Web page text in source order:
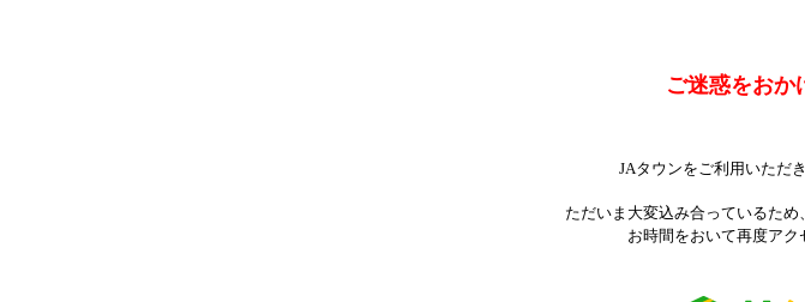
ご迷惑をおか
JAタウンをご利用いただ
ただいま大変込み合っているため
お時間をおいて再度アク